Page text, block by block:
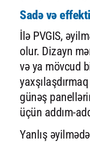
Sadə və
İlə PVGIS,
olur. Dizayn
və ya mövcud
günəş
üçün addım-
Yanlış